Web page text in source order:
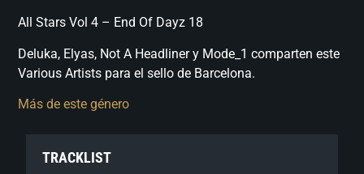
All Stars Vol 4 – End Of Dayz 18
Deluka, Elyas, Not A Headliner y Mode_1 comparten este
Various Artists para el sello de Barcelona.
Más de este género
TRACKLIST